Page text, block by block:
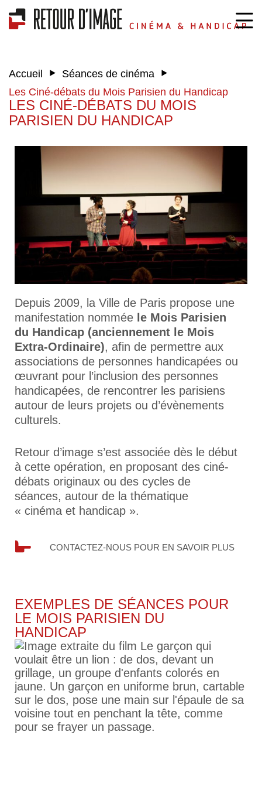
Accueil ‣ Séances de cinéma ‣
Les Ciné-débats du Mois Parisien du Handicap
LES CINÉ-DÉBATS DU MOIS
PARISIEN DU HANDICAP
Depuis 2009, la Ville de Paris propose une
manifestation nommée le Mois Parisien
du Handicap (anciennement le Mois
Extra-Ordinaire), afin de permettre aux
associations de personnes handicapées ou
œuvrant pour l’inclusion des personnes
handicapées, de rencontrer les parisiens
autour de leurs projets ou d’évènements
culturels.
Retour d’image s’est associée dès le début
à cette opération, en proposant des ciné-
débats originaux ou des cycles de
séances, autour de la thématique
« cinéma et handicap ».
CONTACTEZ-NOUS POUR EN SAVOIR PLUS
EXEMPLES DE SÉANCES POUR
LE MOIS PARISIEN DU
HANDICAP